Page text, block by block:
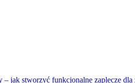
jak stworzyć funkcjonalne zaplecze dla